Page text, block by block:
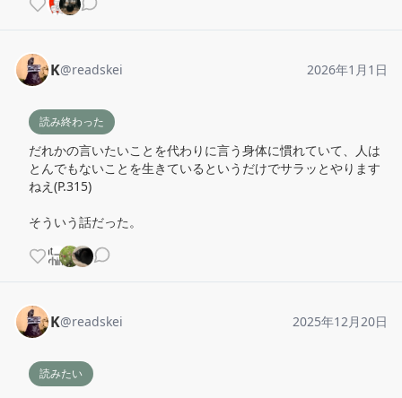
K@readskei 2026年1月1日
読み終わった
だれかの言いたいことを代わりに言う身体に慣れていて、人は
とんでもないことを生きているというだけでサラッとやります
ねえ(P.315)
そういう話だった。
K@readskei 2025年12月20日
読みたい